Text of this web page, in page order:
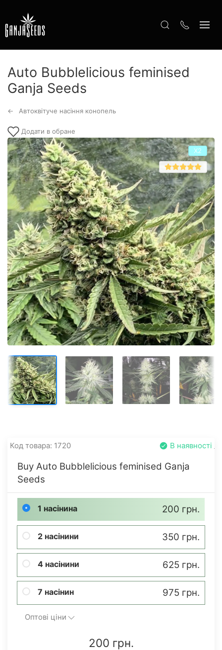
Auto Bubblelicious feminised
Ganja Seeds
Автоквітуче насіння конопель
Додати в обране
Х2
Код товара: 1720 В наявності
Buy Auto Bubblelicious feminised Ganja
Seeds
1 насінина 200 грн.
2 насінини 350 грн.
4 насінини 625 грн.
7 насінин 975 грн.
Оптові ціни
200 грн.